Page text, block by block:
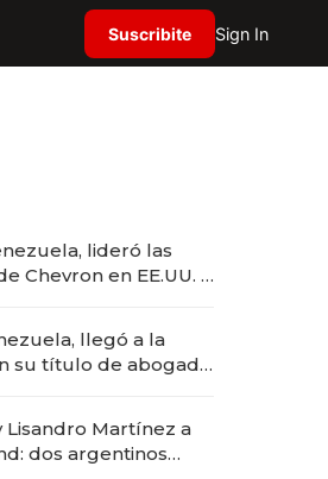
Suscribite Sign In
lideró las
Chevron en EE.UU. y
llegó a la
su título de abogado
Lisandro Martínez a
dos argentinos